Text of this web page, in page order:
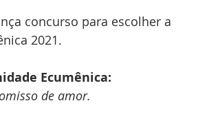
concurso para escolher a
2021.
Ecumênica:
de amor.